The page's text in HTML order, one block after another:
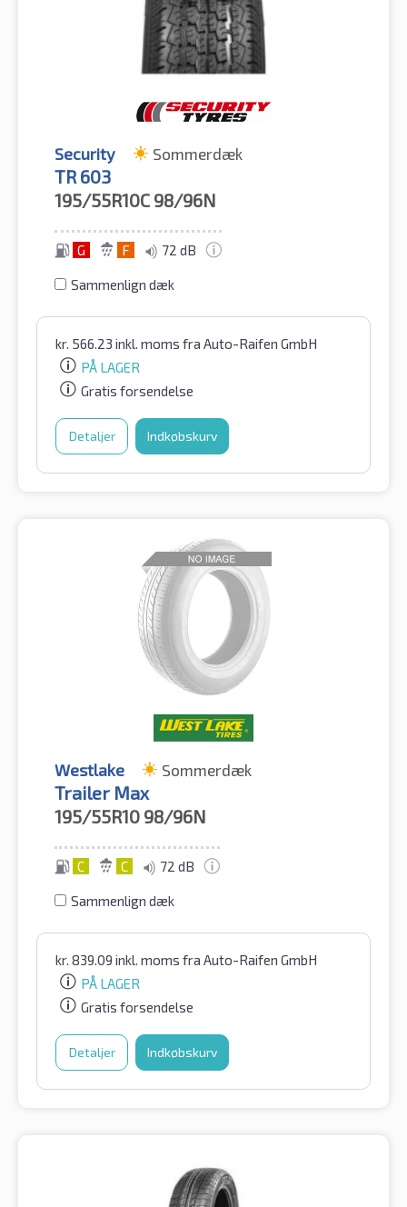
Security Sommerdæk
TR 603
195/55R10C 98/96N
G F 72 dB
Sammenlign dæk
kr. 566.23 inkl. moms fra Auto-Raifen GmbH
PÅ LAGER
Gratis forsendelse
Detaljer Indkøbskurv
Westlake Sommerdæk
Trailer Max
195/55R10 98/96N
C C 72 dB
Sammenlign dæk
kr. 839.09 inkl. moms fra Auto-Raifen GmbH
PÅ LAGER
Gratis forsendelse
Detaljer Indkøbskurv